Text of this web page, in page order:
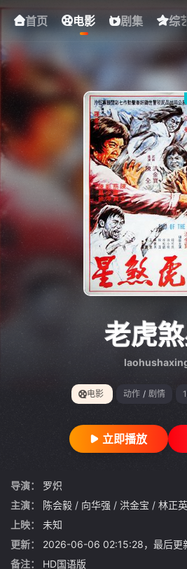
首页 电影 剧集 综艺
下载客户端
老虎
电影 动作 / 剧情
立即播放
导演：
罗炽
主演：
陈会毅 / 向华强 / 洪金宝 / 林正英
上映：
未知
更新：
2026-06-06 02:15:28，最后更
备注：
HD国语版